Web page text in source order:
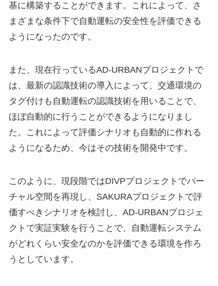
基に構築することができます。これによって、さ
まざまな条件下で自動運転の安全性を評価できる
ようになったのです。
また、現在行っているAD-URBANプロジェクトで
は、最新の認識技術の導入によって、交通環境の
タグ付けも自動運転の認識技術を用いることで、
ほぼ自動的に行うことができるようになりまし
た。これによって評価シナリオも自動的に作れる
ようになるため、今はその技術を開発中です。
このように、現段階ではDIVPプロジェクトでバー
チャル空間を再現し、SAKURAプロジェクトで評
価すべきシナリオを検討し、AD-URBANプロジェ
クトで実証実験を行うことで、自動運転システム
がどれくらい安全なのかを評価できる環境を作ろ
うとしています。